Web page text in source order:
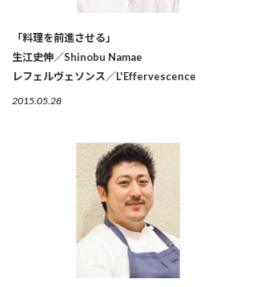
「料理を前進させる」
生江史伸／Shinobu Namae
レフェルヴェソンス／L'Effervescence
2015.05.28